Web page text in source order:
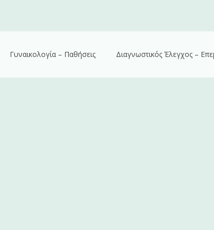
Γυναικολογία – Παθήσεις Διαγνωστικός Έλεγχος –